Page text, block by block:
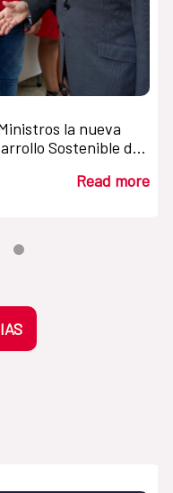
la nueva
Sostenible de
Read more
carousel to its element
the carousel to its
Moves the carousel to its